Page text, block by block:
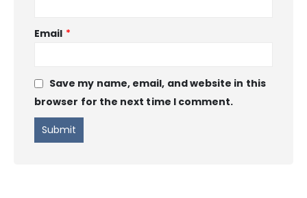
Email *
Save my name, email, and website in this
browser for the next time I comment.